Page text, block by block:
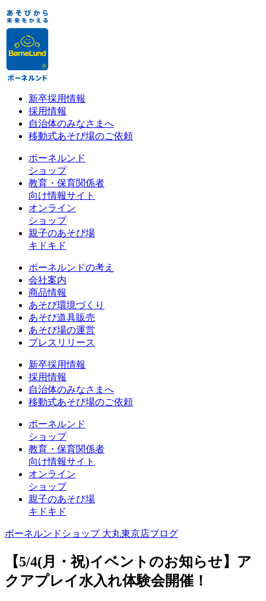
新卒採用情報
採用情報
自治体のみなさまへ
移動式あそび場のご依頼
ボーネルンド
ショップ
教育・保育関係者
向け情報サイト
オンライン
ショップ
親子のあそび場
キドキド
ボーネルンドの考え
会社案内
商品情報
あそび環境づくり
あそび道具販売
あそび場の運営
プレスリリース
新卒採用情報
採用情報
自治体のみなさまへ
移動式あそび場のご依頼
ボーネルンド
ショップ
教育・保育関係者
向け情報サイト
オンライン
ショップ
親子のあそび場
キドキド
ボーネルンドショップ 大丸東京店ブログ
【5/4(月・祝)イベントのお知らせ】ア
クアプレイ水入れ体験会開催！